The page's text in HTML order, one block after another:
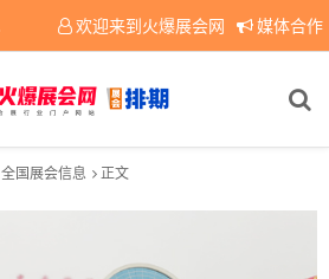
欢迎来到火爆展会网 媒体合作
全国展会信息 正文